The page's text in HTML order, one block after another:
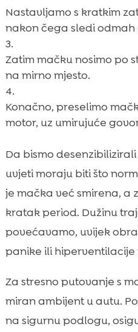
Nastavljamo s kratkim
nakon čega sledi
Zatim mačku nosimo po
na mirno mjesto.
Konačno, preselimo
motor, uz umirujuće
Da bismo
uvjeti moraju biti što
je mačka već smirena, a
kratak period. Dužinu
povećavamo, uvijek
panike ili hiperventilacije
Za stresno putovanje s
miran ambijent u autu.
na sigurnu podlogu,